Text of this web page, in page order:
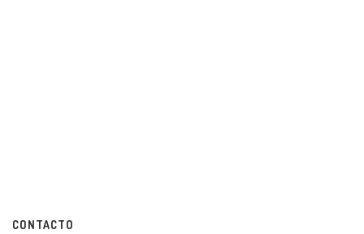
CONTACTO